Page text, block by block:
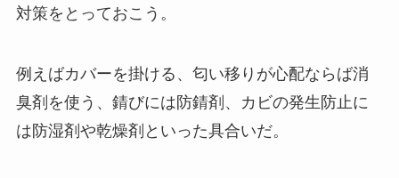
対策をとっておこう。
例えばカバーを掛ける、匂い移りが心配ならば消
臭剤を使う、錆びには防錆剤、カビの発生防止に
は防湿剤や乾燥剤といった具合いだ。